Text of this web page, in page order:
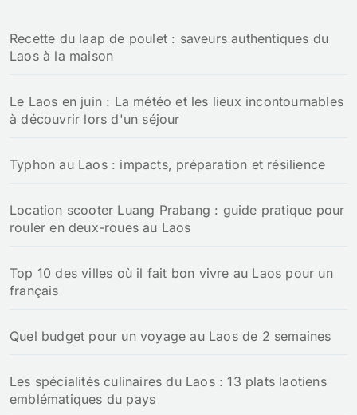
e
r
Recette du laap de poulet : saveurs authentiques du
Laos à la maison
Le Laos en juin : La météo et les lieux incontournables
à découvrir lors d'un séjour
Typhon au Laos : impacts, préparation et résilience
Location scooter Luang Prabang : guide pratique pour
rouler en deux-roues au Laos
Top 10 des villes où il fait bon vivre au Laos pour un
français
Quel budget pour un voyage au Laos de 2 semaines
Les spécialités culinaires du Laos : 13 plats laotiens
emblématiques du pays